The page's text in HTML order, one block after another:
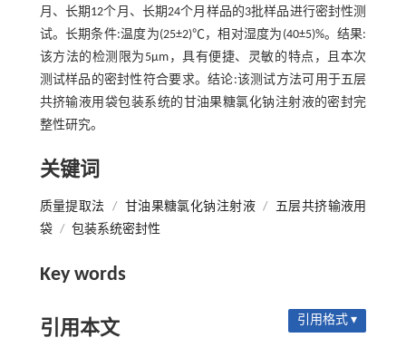
月、长期12个月、长期24个月样品的3批样品进行密封性测
试。长期条件:温度为(25±2)℃，相对湿度为(40±5)%。结果:
该方法的检测限为5μm，具有便捷、灵敏的特点，且本次
测试样品的密封性符合要求。结论:该测试方法可用于五层
共挤输液用袋包装系统的甘油果糖氯化钠注射液的密封完
整性研究。
关键词
质量提取法 / 甘油果糖氯化钠注射液 / 五层共挤输液用
袋 / 包装系统密封性
Key words
引用本文 引用格式 ▾